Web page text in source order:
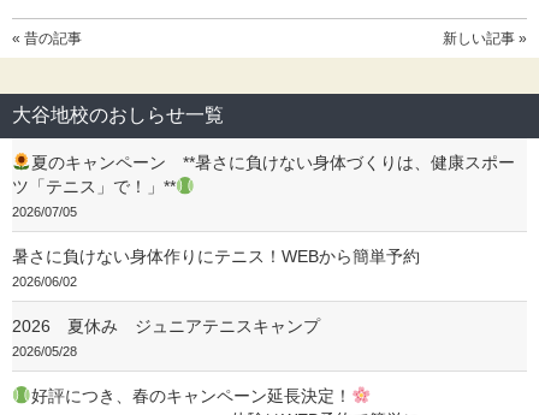
« 昔の記事 新しい記事 »
大谷地校のおしらせ一覧
夏のキャンペーン **暑さに負けない身体づくりは、健康スポー
ツ「テニス」で！」**
2026/07/05
暑さに負けない身体作りにテニス！WEBから簡単予約
2026/06/02
2026 夏休み ジュニアテニスキャンプ
2026/05/28
好評につき、春のキャンペーン延長決定！